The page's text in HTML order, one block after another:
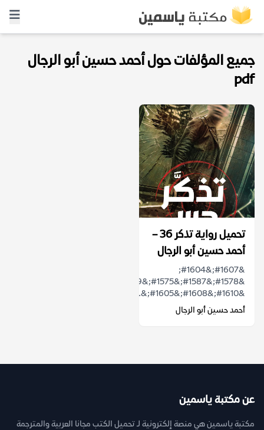
جميع المؤلفات حول أحمد حسين أبو الرجال
pdf
تحميل رواية تذكر 36 –
أحمد حسين أبو الرجال
&#1607;&#1604;
&#1610;&#1608;&#1605;&...
أحمد حسين أبو الرجال
عن مكتبة ياسمين
مكتبة ياسمين هي منصة إلكترونية لـ تحميل الكتب مجانا العربية والمترجمة